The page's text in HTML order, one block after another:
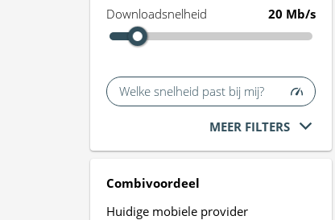
Downloadsnelheid 20 Mb/s
Welke snelheid past bij mij?
MEER FILTERS
Combivoordeel
Huidige mobiele provider